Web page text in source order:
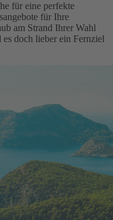
für eine perfekte
für Ihre
am Strand Ihrer Wahl
doch lieber ein Fernziel